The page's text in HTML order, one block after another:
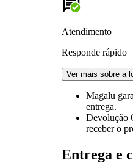
Atendimento
Responde rápido
Ver mais sobre a
Magalu
entrega.
Devolução
receber o
Entrega e